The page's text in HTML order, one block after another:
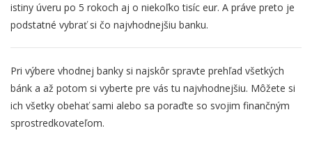
istiny úveru po 5 rokoch aj o niekoľko tisíc eur. A práve preto je
podstatné vybrať si čo najvhodnejšiu banku.
Pri výbere vhodnej banky si najskôr spravte prehľad všetkých
bánk a až potom si vyberte pre vás tu najvhodnejšiu. Môžete si
ich všetky obehať sami alebo sa poraďte so svojim finančným
sprostredkovateľom.